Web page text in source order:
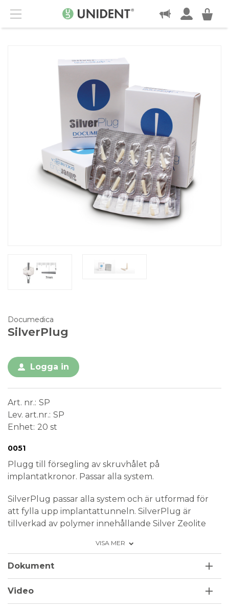
Menu
KONTAKT
Documedica
SilverPlug
Logga in
Art. nr. SP
Lev. art.nr. SP
Enhet 20 st
Medical Device
0051
Plugg till försegling av skruvhålet på
implantatkronor. Passar alla system.
SilverPlug passar alla system och är utformad för
att fylla upp implantattunneln. SilverPlug är
tillverkad av polymer innehållande Silver Zeolite
inflammatoriska processer. Lätt att klippa till och
anpassa. Lätt att applicera och ta bort.
SilverPlug® is a medical device class IlA in line with
VISA MER
Dokument
Video